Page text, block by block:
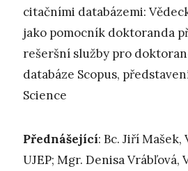
citačními databázemi:
jako pomocník doktoranda
rešeršní služby pro
databáze Scopus,
Science
Přednášející: Bc. Jiří
UJEP; Mgr. Denisa Vrábľová,